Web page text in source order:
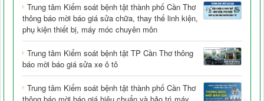
Trung tâm Kiểm soát bệnh tật thành phố Cần Thơ
thông báo mời báo giá sửa chữa, thay thế linh kiện,
phụ kiện thiết bị, máy móc chuyên môn
Trung tâm Kiểm soát bệnh tật TP Cần Thơ thông
báo mời báo giá sửa xe ô tô
Trung tâm Kiểm soát bệnh tật thành phố Cần Thơ
thông báo mời báo giá hiệu chuẩn và bảo trì máy